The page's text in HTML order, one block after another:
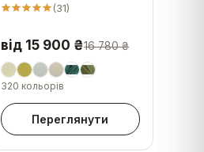
(31)
від 15 900 ₴16 780 ₴
320 кольорів
Переглянути